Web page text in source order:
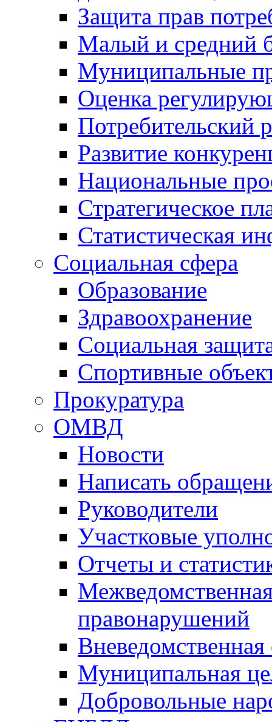
Защита прав
Малый и средний
Муниципальные
Оценка
Потребительский
Развитие
Национальные
Стратегическое
Статистическая
Социальная сфера
Образование
Здравоохранение
Социальная
Спортивные
Прокуратура
ОМВД
Новости
Написать
Руководители
Участковые
Отчеты и
правонарушений
Вневедомственная
Муниципальная
Добровольные